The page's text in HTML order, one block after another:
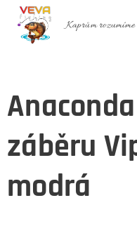
Kaprům rozumíme
záběru
modrá